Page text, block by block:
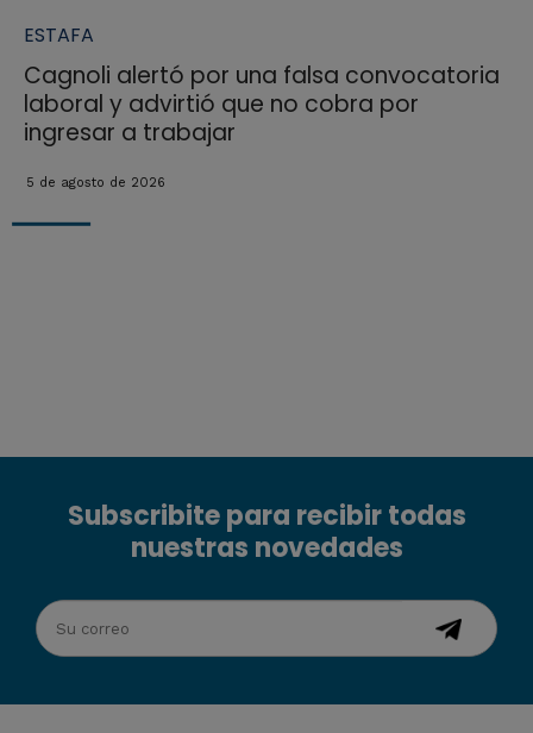
ESTAFA
Cagnoli alertó por una falsa convocatoria
laboral y advirtió que no cobra por
ingresar a trabajar
5 de agosto de 2026
Subscribite para recibir todas
nuestras novedades